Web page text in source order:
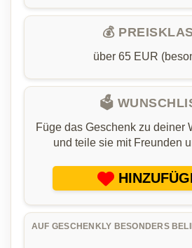
💰
über 65 EUR
🗳️
Füge das Geschenk zu deiner
und teile sie mit Freunden
AUF GESCHENKLY BESONDERS